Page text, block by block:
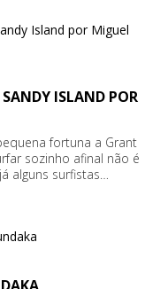
ISLAND POR
fortuna a Grant
sozinho afinal não é
alguns surfistas…